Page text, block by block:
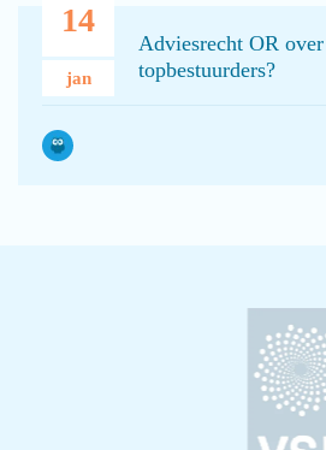
14
jan
Adviesrecht OR
topbestuurders?